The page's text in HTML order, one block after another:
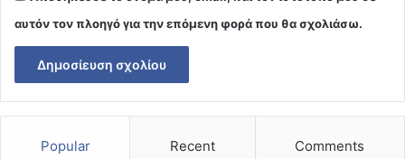
αυτόν τον πλοηγό για την επόμενη φορά που θα σχολιάσω.
Popular Recent Comments